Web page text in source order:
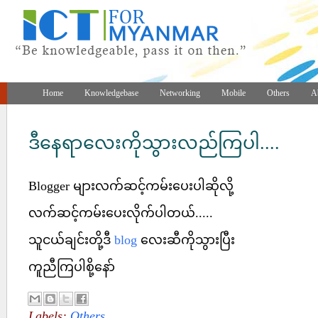
Home Knowledgebase Networking Mobile Others
ဒီနေရာလေးကိုသွားလည်ကြပါ....
Blogger များလက်ဆင့်ကမ်းပေးပါဆိုလို့
လက်ဆင့်ကမ်းပေးလိုက်ပါတယ်.....
သူငယ်ချင်းတို့ဒီ blog လေးဆီကိုသွားပြီး
ကူညီကြပါစို့နော်